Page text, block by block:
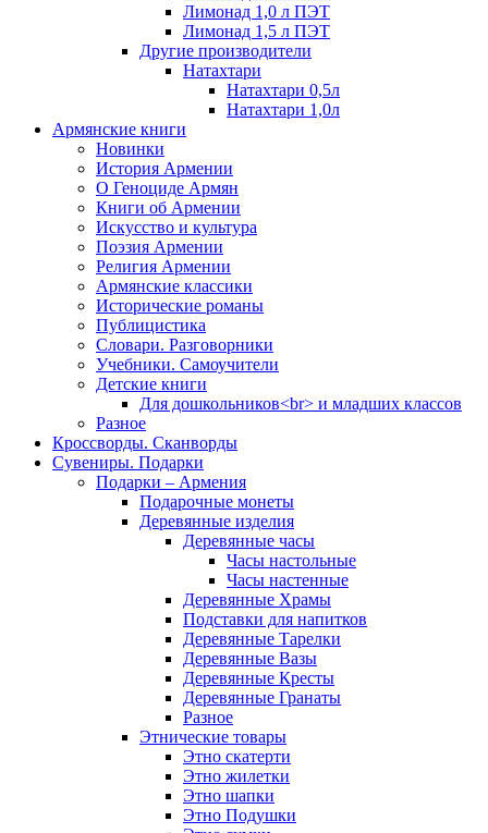
Лимонад 1,0 л ПЭТ
Лимонад 1,5 л ПЭТ
Другие производители
Натахтари
Натахтари 0,5л
Натахтари 1,0л
Армянские книги
Новинки
История Армении
О Геноциде Армян
Книги об Армении
Иcкусство и культура
Поэзия Армении
Религия Армении
Армянские классики
Исторические романы
Публицистика
Словари. Разговорники
Учебники. Самоучители
Детские книги
Для дошкольников<br> и младших классов
Разное
Кроссворды. Сканворды
Сувениры. Подарки
Подарки – Армения
Подарочные монеты
Деревянные изделия
Деревянные часы
Часы настольные
Часы настенные
Деревянные Храмы
Подставки для напитков
Деревянные Тарелки
Деревянные Вазы
Деревянные Кресты
Деревянные Гранаты
Разное
Этнические товары
Этно скатерти
Этно жилетки
Этно шапки
Этно Подушки